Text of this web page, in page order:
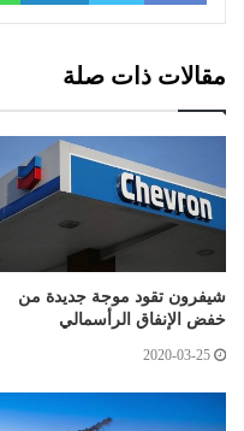
مقالات ذات صلة
شيفرون تقود موجة جديدة من
خفض الإنفاق الرأسمالي
2020-03-25